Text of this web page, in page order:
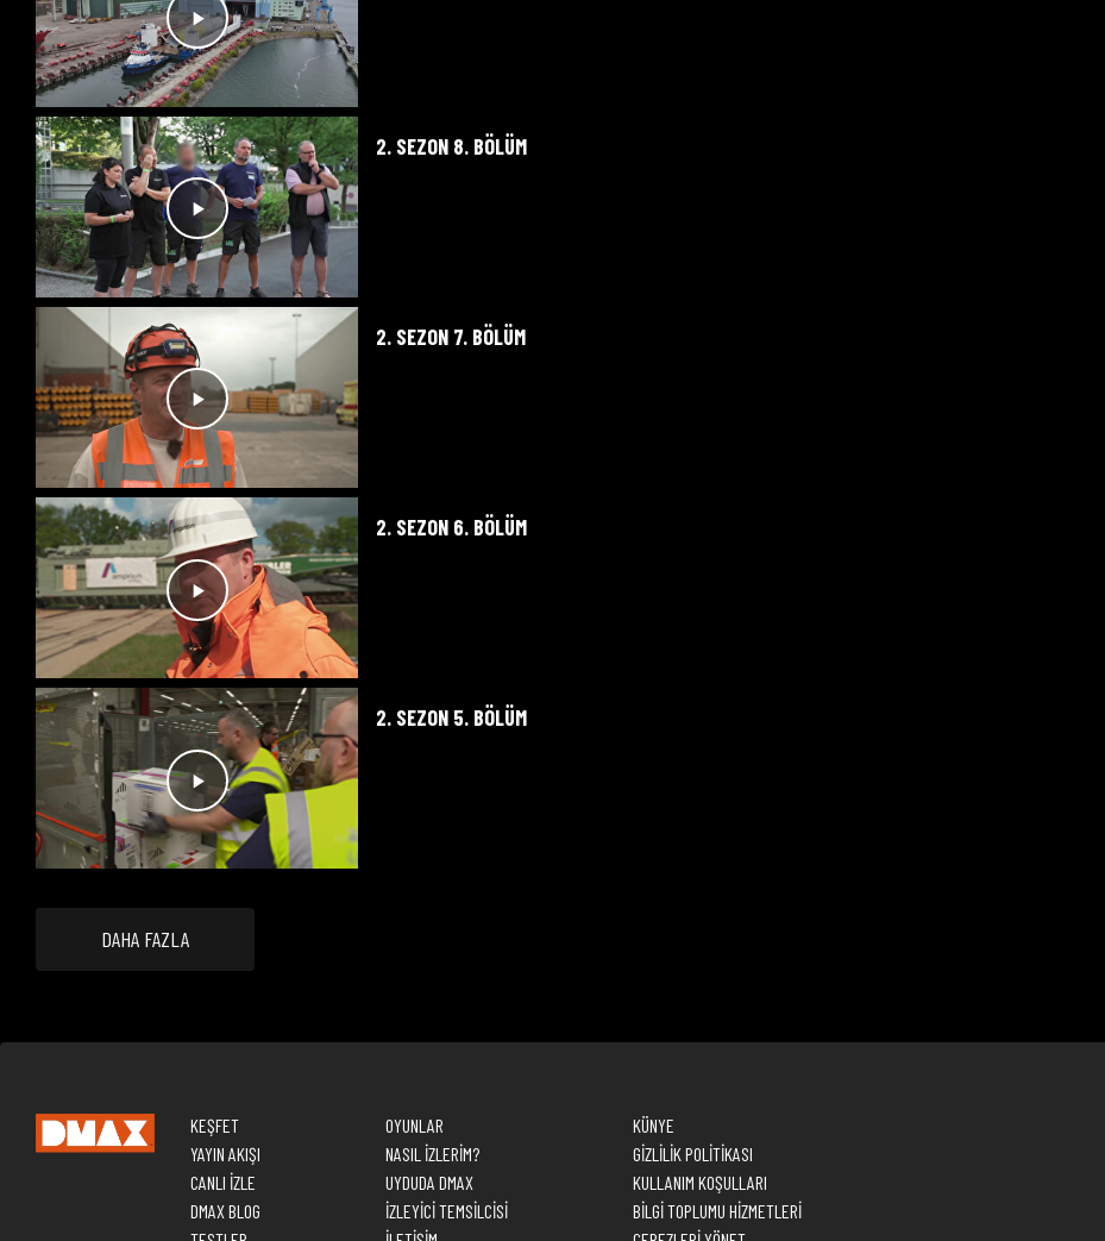
2. SEZON 8. BÖLÜM
2. SEZON 7. BÖLÜM
2. SEZON 6. BÖLÜM
2. SEZON 5. BÖLÜM
DAHA FAZLA
KEŞFET
YAYIN AKIŞI
CANLI İZLE
DMAX BLOG
OYUNLAR
NASIL İZLERİM?
UYDUDA DMAX
İZLEYİCİ TEMSİLCİSİ
KÜNYE
GİZLİLİK POLİTİKASI
KULLANIM KOŞULLARI
BİLGİ TOPLUMU HİZMETLERİ